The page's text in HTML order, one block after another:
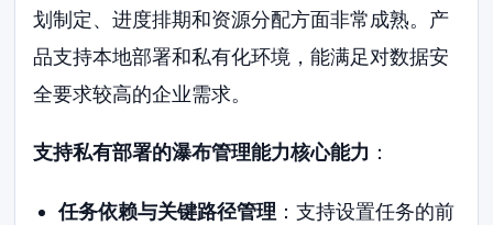
划制定、进度排期和资源分配方面非常成熟。产
品支持本地部署和私有化环境，能满足对数据安
全要求较高的企业需求。
支持私有部署的瀑布管理能力核心能力 ：
任务依赖与关键路径管理 ：支持设置任务的前